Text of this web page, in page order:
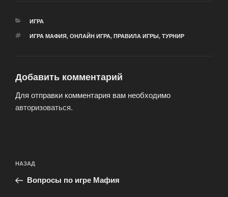
РУБРИКИ
ИГРА
МЕТКИ
ИГРА МАФИЯ, ОНЛАЙН ИГРА, ПРАВИЛА ИГРЫ, ТУРНИР
Добавить комментарий
Для отправки комментария вам необходимо
авторизоваться.
по
записям
Предыдущая
запись:
НАЗАД
Вопросы по игре Мафия